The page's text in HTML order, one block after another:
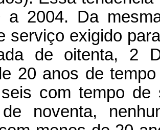
a 2004. Da
serviço exigido
de oitenta, 2
20 anos de
com tempo
noventa,